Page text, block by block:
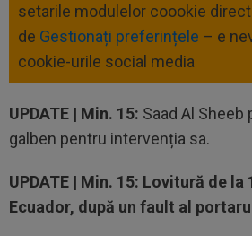
setarile modulelor coookie
de Gestionați preferințele – e
cookie-urile social media
UPDATE | Min. 15: Saad Al
galben pentru intervenția sa.
UPDATE | Min. 15: Lovitură de la
Ecuador, după un fault al